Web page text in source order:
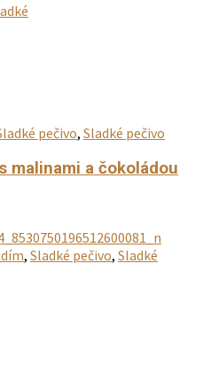
pečivo, Sladké pečivo
malinami a čokoládou
, Sladké pečivo, Sladké